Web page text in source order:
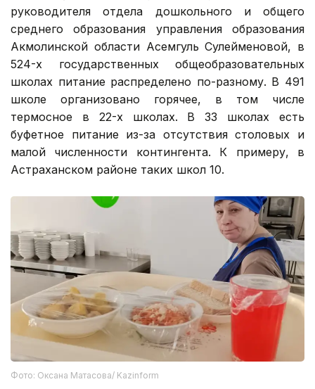
руководителя отдела дошкольного и общего
среднего образования управления образования
Акмолинской области Асемгуль Сулейменовой, в
524-х государственных общеобразовательных
школах питание распределено по-разному. В 491
школе организовано горячее, в том числе
термосное в 22-х школах. В 33 школах есть
буфетное питание из-за отсутствия столовых и
малой численности контингента. К примеру, в
Астраханском районе таких школ 10.
Фото: Оксана Матасова/ Kazinform